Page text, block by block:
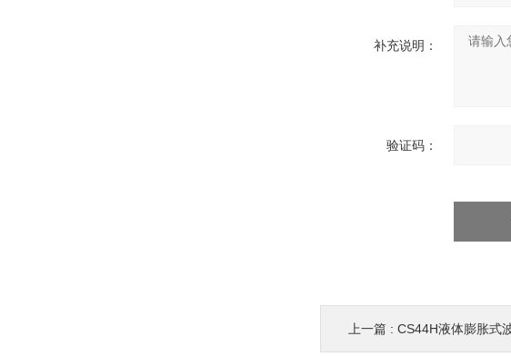
补充说明：
验证码：
上一篇 : CS44H液体膨胀式